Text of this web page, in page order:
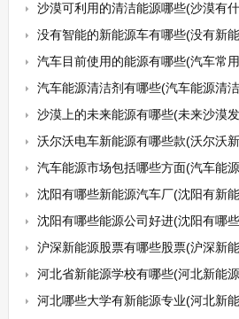
沙漠可利用的清洁能源哪些(沙漠有
没有智能的新能源车有哪些(没有新
汽车目前使用的能源有哪些(汽车常
汽车能源清洁剂有哪些(汽车能源清
沙漠上的未来能源有哪些(未来沙漠
沃尔沃电车新能源有哪些款(沃尔沃
汽车能源市场包括哪些方面(汽车能
沈阳有哪些新能源汽车厂(沈阳有新
沈阳有哪些能源公司好进(沈阳有哪
沪深新能源股票有哪些股票(沪深新
河北省新能源学校有哪些(河北新能
河北哪些大学有新能源专业(河北新